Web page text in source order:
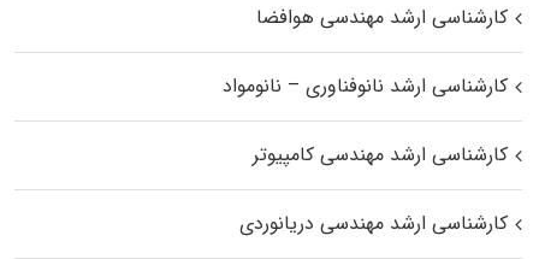
کارشناسی ارشد مهندسی هوافضا
کارشناسی ارشد نانوفناوری – نانومواد
کارشناسی ارشد مهندسی کامپیوتر
کارشناسی ارشد مهندسی دریانوردی